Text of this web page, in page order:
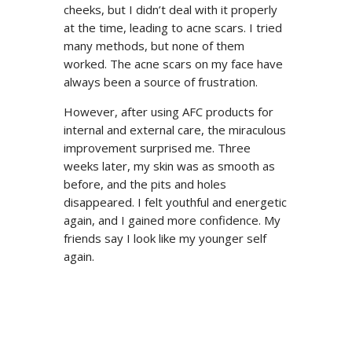
cheeks, but I didn’t deal with it properly
at the time, leading to acne scars. I tried
many methods, but none of them
worked. The acne scars on my face have
always been a source of frustration.
However, after using AFC products for
internal and external care, the miraculous
improvement surprised me. Three
weeks later, my skin was as smooth as
before, and the pits and holes
disappeared. I felt youthful and energetic
again, and I gained more confidence. My
friends say I look like my younger self
again.